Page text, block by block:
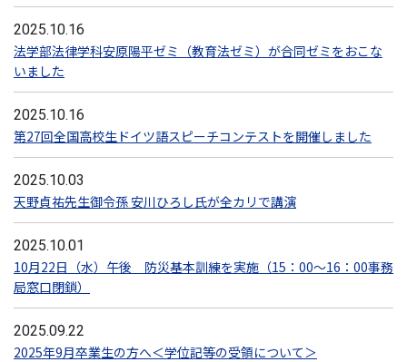
2025.10.16
法学部法律学科安原陽平ゼミ（教育法ゼミ）が合同ゼミをおこな
いました
2025.10.16
第27回全国高校生ドイツ語スピーチコンテストを開催しました
2025.10.03
天野貞祐先生御令孫 安川ひろし氏が全カリで講演
2025.10.01
10月22日（水）午後 防災基本訓練を実施（15：00～16：00事務
局窓口閉鎖）
2025.09.22
2025年9月卒業生の方へ＜学位記等の受領について＞